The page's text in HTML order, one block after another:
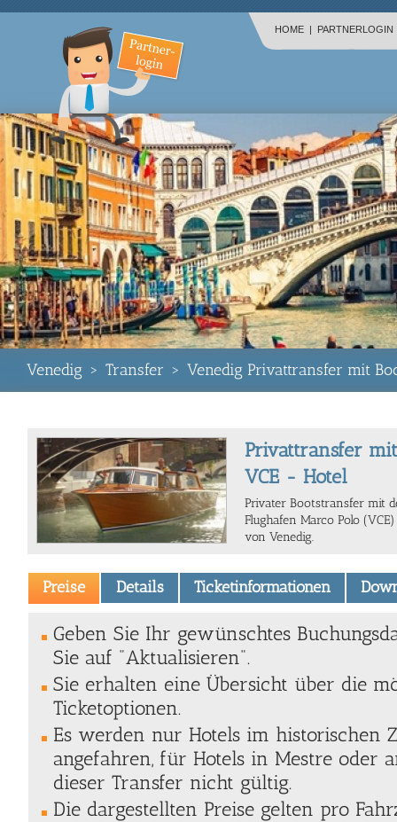
HOME | PARTNERLOGIN
Venedig > Transfer > Venedig Privattransfer mit
Privattransfer
VCE - Hotel
Privater Bootstransfer mit
Flughafen Marco Polo
von Venedig.
Preise Details Ticketinformationen
Geben Sie Ihr gewünschtes
Sie auf "Aktualisieren".
Sie erhalten eine Übersicht über die
Ticketoptionen.
Es werden nur Hotels im historischen
angefahren, für Hotels in Mestre oder
dieser Transfer nicht gültig.
Die dargestellten Preise gelten pro